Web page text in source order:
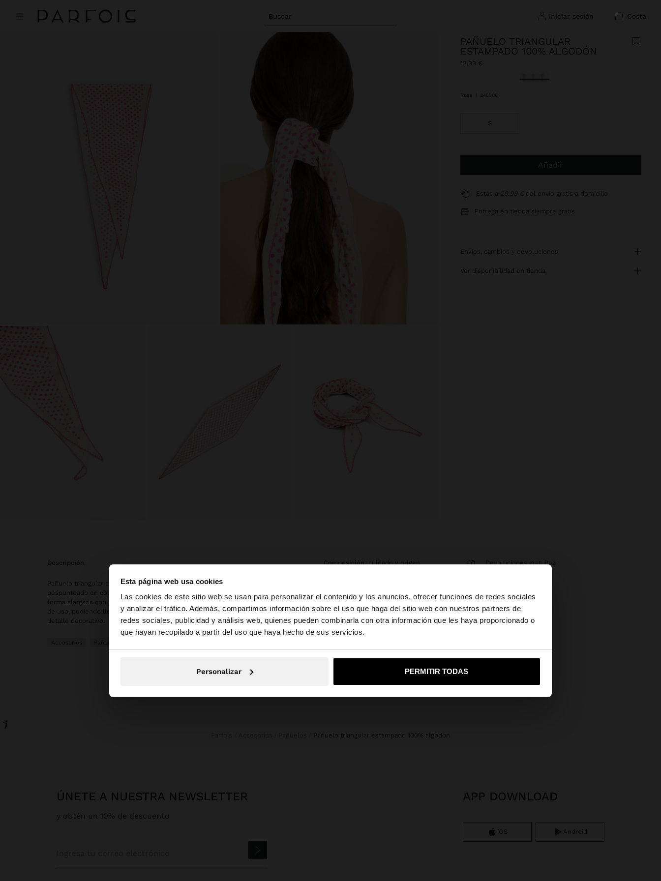
Esta página web usa cookies
Las cookies de este sitio web se usan para personalizar el contenido y los anuncios, ofrecer funciones de redes sociales
y analizar el tráfico. Además, compartimos información sobre el uso que haga del sitio web con nuestros partners de
redes sociales, publicidad y análisis web, quienes pueden combinarla con otra información que les haya proporcionado o
que hayan recopilado a partir del uso que haya hecho de sus servicios.
Personalizar PERMITIR TODAS
Buscar iniciar sesión cesta
hola ×
Estás accediendo a la web de España. ¿Quieres ir a la web de United States?
No, continuar en la web de España Sí, llévame a United States
PAÑUELO TRIANGULAR
ESTAMPADO 100% ALGODÓN
12,99 €
Seleccionado
Rosa 248306
S
Añadir
Estás a 29,99 € del envío gratis a domicilio
Entrega en tienda siempre gratis
envíos, cambios y devoluciones
ver disponibilidad en tienda
descripción
Pañuelo triangular con estampado geométrico en contraste y acabado
pespunteado en color contrastante. Confeccionado en 100% algodón. La
forma alargada con extremos puntiagudos ofrece diferentes posibilidades
de uso, pudiendo llevarse en el cuello, en el pelo, en el bolso o como
detalle decorativo.
Accesorios
composición, cuidado y origen
Dimensiones cm: 130x23 (LxA)
Devoluciones gratuitas
pañuelo triangular estampado 100% algodón
ÚNETE A NUESTRA NEWSLETTER
y obtén un 10% de descuento
APP DOWNLOAD
iOS Android